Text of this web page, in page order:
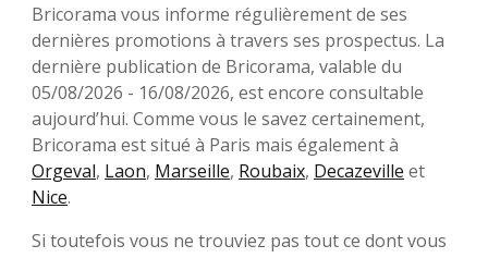
Bricorama vous informe régulièrement de ses
dernières promotions à travers ses prospectus. La
dernière publication de Bricorama, valable du
05/08/2026 - 16/08/2026, est encore consultable
aujourd’hui. Comme vous le savez certainement,
Bricorama est situé à Paris mais également à
Orgeval, Laon, Marseille, Roubaix, Decazeville et
Nice.
Si toutefois vous ne trouviez pas tout ce dont vous